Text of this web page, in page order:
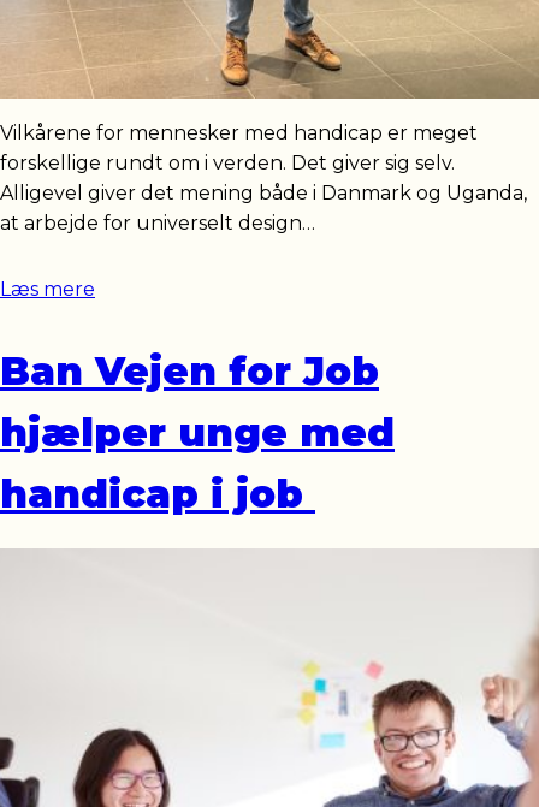
Vilkårene for mennesker med handicap er meget
forskellige rundt om i verden. Det giver sig selv.
Alligevel giver det mening både i Danmark og Uganda,
at arbejde for universelt design…
Læs mere
Ban Vejen for Job
hjælper unge med
handicap i job